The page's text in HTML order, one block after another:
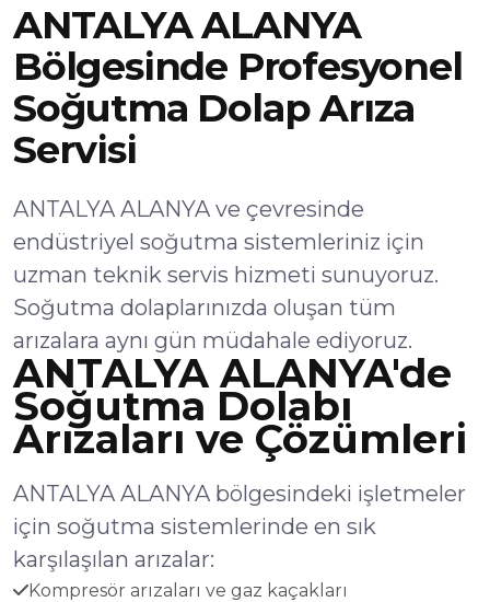
ANTALYA ALANYA
Bölgesinde Profesyonel
Soğutma Dolap Arıza
Servisi
ANTALYA ALANYA ve çevresinde
endüstriyel soğutma sistemleriniz için
uzman teknik servis hizmeti sunuyoruz.
Soğutma dolaplarınızda oluşan tüm
arızalara aynı gün müdahale ediyoruz.
ANTALYA ALANYA'de
Soğutma Dolabı
Arızaları ve Çözümleri
ANTALYA ALANYA bölgesindeki işletmeler
için soğutma sistemlerinde en sık
karşılaşılan arızalar:
Kompresör arızaları ve gaz kaçakları